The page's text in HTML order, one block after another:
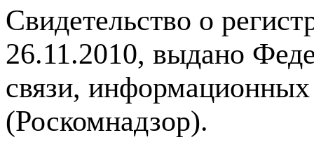
Свидетельство о
26.11.2010, выдано
связи,
(Роскомнадзор).